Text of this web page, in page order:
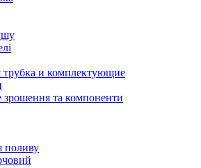
трубка и комплектующие
зрошення та компоненти
поливу